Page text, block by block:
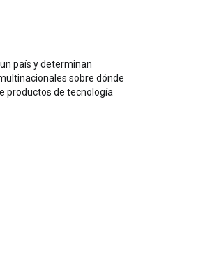
país y determinan
sobre dónde
productos de tecnología